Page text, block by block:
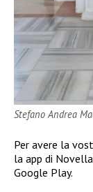
Stefano Andrea
Per avere la
la app di
Google Play.